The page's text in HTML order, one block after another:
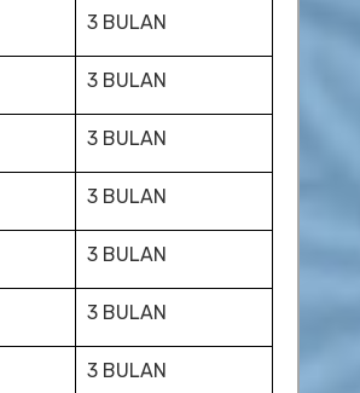
3 BULAN
3 BULAN
3 BULAN
3 BULAN
3 BULAN
3 BULAN
3 BULAN